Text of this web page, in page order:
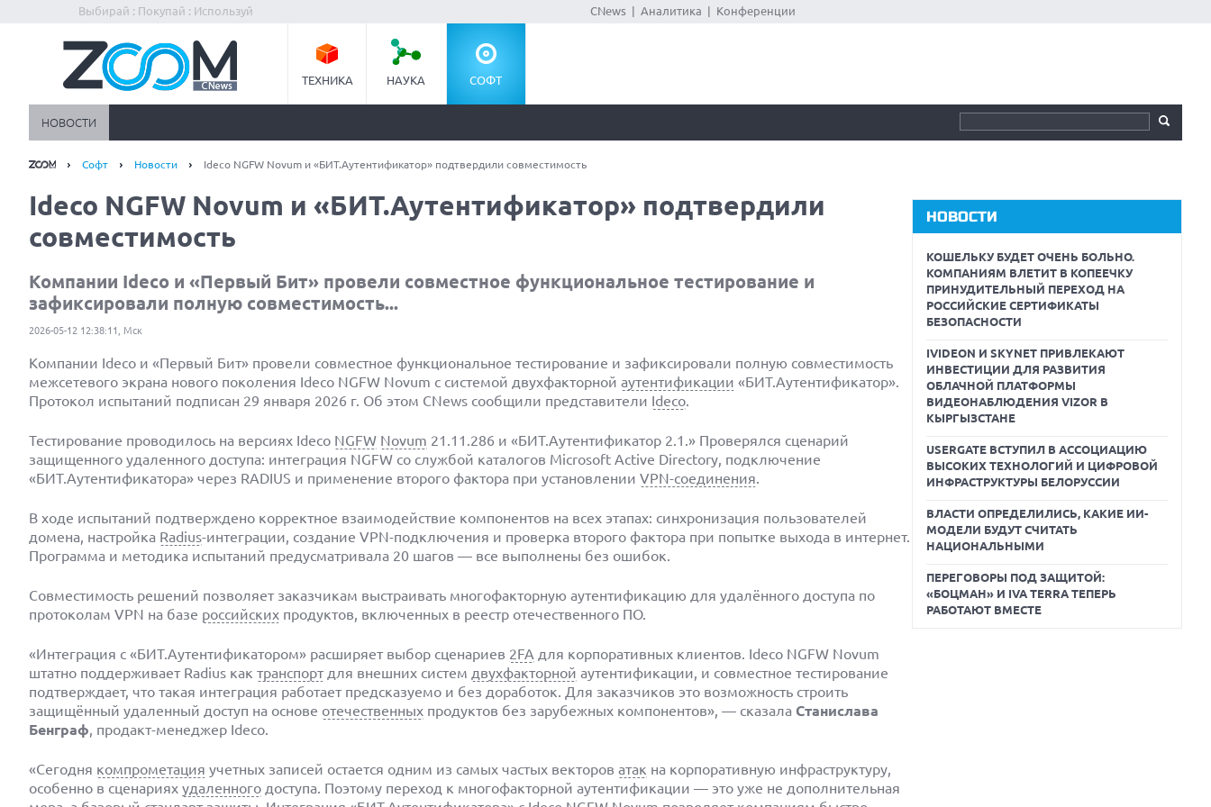
Выбирай : Покупай : Используй CNews Аналитика Конференции
ТЕХНИКА НАУКА СОФТ
НОВОСТИ
Софт Новости Ideco NGFW Novum и «БИТ.Аутентификатор» подтвердили совместимость
Ideco NGFW Novum и «БИТ.Аутентификатор» подтвердили
совместимость
Компании Ideco и «Первый Бит» провели совместное функциональное тестирование и
зафиксировали полную совместимость...
2026-05-12 12:38:11, Мск
Компании Ideco и «Первый Бит» провели совместное функциональное тестирование и зафиксировали полную совместимость
межсетевого экрана нового поколения Ideco NGFW Novum с системой двухфакторной аутентификации «БИТ.Аутентификатор».
Протокол испытаний подписан 29 января 2026 г. Об этом CNews сообщили представители Ideco.
Тестирование проводилось на версиях Ideco NGFW Novum 21.11.286 и «БИТ.Аутентификатор 2.1.» Проверялся сценарий
защищенного удаленного доступа: интеграция NGFW со службой каталогов Microsoft Active Directory, подключение
«БИТ.Аутентификатора» через RADIUS и применение второго фактора при установлении VPN-соединения.
В ходе испытаний подтверждено корректное взаимодействие компонентов на всех этапах: синхронизация пользователей
домена, настройка Radius-интеграции, создание VPN-подключения и проверка второго фактора при попытке выхода в интернет.
Программа и методика испытаний предусматривала 20 шагов — все выполнены без ошибок.
Совместимость решений позволяет заказчикам выстраивать многофакторную аутентификацию для удалённого доступа по
протоколам VPN на базе российских продуктов, включенных в реестр отечественного ПО.
«Интеграция с «БИТ.Аутентификатором» расширяет выбор сценариев 2FA для корпоративных клиентов. Ideco NGFW Novum
штатно поддерживает Radius как транспорт для внешних систем двухфакторной аутентификации, и совместное тестирование
подтверждает, что такая интеграция работает предсказуемо и без доработок. Для заказчиков это возможность строить
защищённый удаленный доступ на основе отечественных продуктов без зарубежных компонентов», — сказала Станислава
Бенграф, продакт-менеджер Ideco.
«Сегодня компрометация учетных записей остается одним из самых частых векторов атак на корпоративную инфраструктуру,
особенно в сценариях удаленного доступа. Поэтому переход к многофакторной аутентификации — это уже не дополнительная
НОВОСТИ
КОШЕЛЬКУ БУДЕТ ОЧЕНЬ БОЛЬНО.
КОМПАНИЯМ ВЛЕТИТ В КОПЕЕЧКУ
ПРИНУДИТЕЛЬНЫЙ ПЕРЕХОД НА
РОССИЙСКИЕ СЕРТИФИКАТЫ
БЕЗОПАСНОСТИ
IVIDEON И SKYNET ПРИВЛЕКАЮТ
ИНВЕСТИЦИИ ДЛЯ РАЗВИТИЯ
ОБЛАЧНОЙ ПЛАТФОРМЫ
ВИДЕОНАБЛЮДЕНИЯ VIZOR В
КЫРГЫЗСТАНЕ
USERGATE ВСТУПИЛ В АССОЦИАЦИЮ
ВЫСОКИХ ТЕХНОЛОГИЙ И ЦИФРОВОЙ
ИНФРАСТРУКТУРЫ БЕЛОРУССИИ
ВЛАСТИ ОПРЕДЕЛИЛИСЬ, КАКИЕ ИИ-
МОДЕЛИ БУДУТ СЧИТАТЬ
НАЦИОНАЛЬНЫМИ
ПЕРЕГОВОРЫ ПОД ЗАЩИТОЙ:
«БОЦМАН» И IVA TERRA ТЕПЕРЬ
РАБОТАЮТ ВМЕСТЕ